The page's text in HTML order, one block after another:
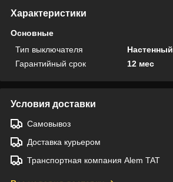
Характеристики
Основные
Тип выключателя
Настенный
Гарантийный срок
12 мес
Условия доставки
Самовывоз
Доставка курьером
Транспортная компания Alem TAT